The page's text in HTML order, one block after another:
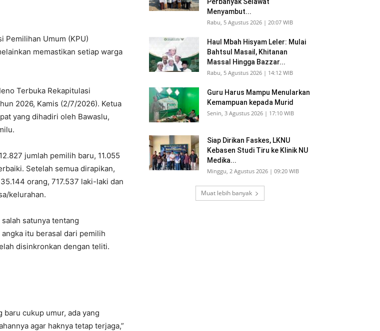
Pemilihan Umum (KPU)
memastikan setiap warga
Terbuka Rekapitulasi
2026, Kamis (2/7/2026). Ketua
yang dihadiri oleh Bawaslu,
jumlah pemilih baru, 11.055
Setelah semua dirapikan,
orang, 717.537 laki-laki dan
kelurahan.
satunya tentang
itu berasal dari pemilih
disinkronkan dengan teliti.
baru cukup umur, ada yang
agar haknya tetap terjaga,”
Menyambut...
Rabu, 5 Agustus 2026 | 20:07 WIB
Haul Mbah Hisyam Leler: Mulai
Bahtsul Masail, Khitanan
Massal Hingga Bazzar...
Rabu, 5 Agustus 2026 | 14:12 WIB
Guru Harus Mampu Menularkan
Kemampuan kepada Murid
Senin, 3 Agustus 2026 | 17:10 WIB
Siap Dirikan Faskes, LKNU
Kebasen Studi Tiru ke Klinik NU
Medika...
Minggu, 2 Agustus 2026 | 09:20 WIB
Muat lebih banyak